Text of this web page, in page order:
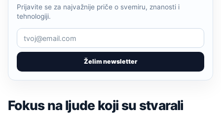
Želim newsletter
Prijavite se za najvažnije priče o svemiru, znanosti i
tehnologiji.
Fokus na ljude koji su stvarali